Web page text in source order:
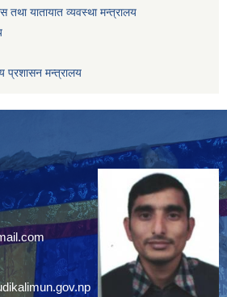
तथा यातायात व्यवस्था मन्त्रालय
प्रशासन मन्त्रालय